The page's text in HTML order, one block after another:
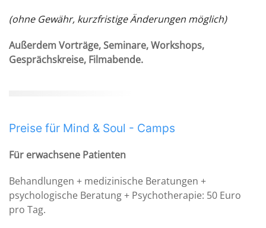
(ohne Gewähr, kurzfristige Änderungen möglich)
Außerdem Vorträge, Seminare, Workshops,
Gesprächskreise, Filmabende.
Preise für Mind & Soul - Camps
Für erwachsene Patienten
Behandlungen + medizinische Beratungen +
psychologische Beratung + Psychotherapie: 50 Euro
pro Tag.